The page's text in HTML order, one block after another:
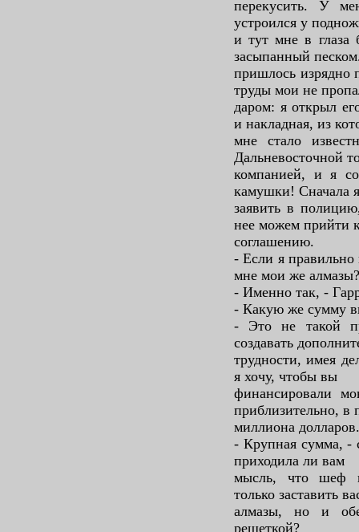
перекусить. У
устроился у
и тут мне в глаза
засыпанный
пришлось изрядно
труды мои не
даром: я открыл
и накладная, из
мне стало
Дальневосточной
компанией, и я
камушки! Сначала
заявить в
нее можем прийти
соглашению.
- Если я правильно
мне мои же алмазы?
- Именно так, -
- Какую же сумму
- Это не такой
создавать
трудности, имея
я хочу, чтобы вы
финансировали
приблизительно, в
миллиона долларов.
- Крупная сумма, -
приходила ли вам
мысль, что шеф
только заставить
алмазы, но и
решеткой?